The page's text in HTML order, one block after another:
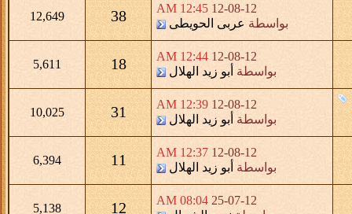
12-08-12
12:45 AM
بواسطة عربى الحويطى 38
12,649
12-08-12
12:44 AM
بواسطة أبو زيد الهلال 18
5,611
12-08-12
12:39 AM
بواسطة أبو زيد الهلال 31
10,025
12-08-12
12:37 AM
بواسطة أبو زيد الهلال 11
6,394
25-07-12
08:04 AM
12
5,138